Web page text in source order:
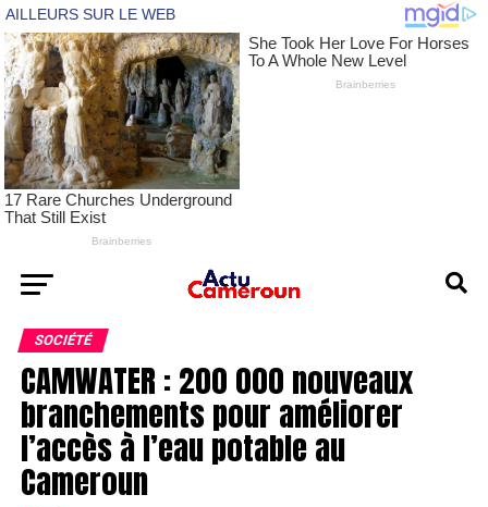
SOCIÉTÉ
CAMWATER : 200 000 nouveaux
branchements pour améliorer
l’accès à l’eau potable au
Cameroun